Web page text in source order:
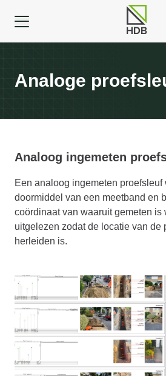
Analoge
Analoog ingemeten
Een analoog ingemeten proefsleuf
doormiddel van een meetband en
coördinaat van waaruit gemeten is
uitgelezen zodat de locatie van de
herleiden is.